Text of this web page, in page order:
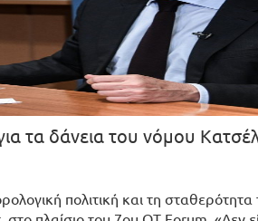
τα δάνεια του νόμου
πολιτική και τη σταθερότητα